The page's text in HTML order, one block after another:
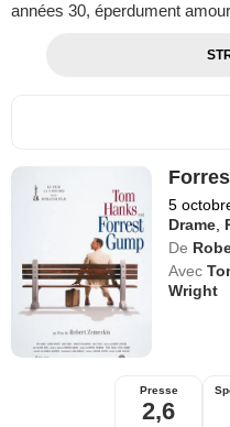
années 30, éperdument
5
Drame,
De
Avec
Wright
Presse
2,6